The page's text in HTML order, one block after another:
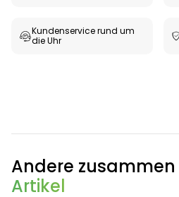
Kundenservice rund um
die Uhr
Andere zusammen
Artikel